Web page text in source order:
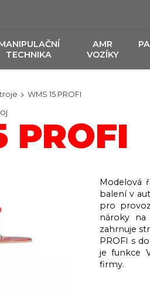
TECHNIKA
AMR
VOZÍKY
WMS 15 PROFI
PROFI
Modelová
balení v
pro
nároky
zahrnuje
PROFI s
je funkce
firmy.